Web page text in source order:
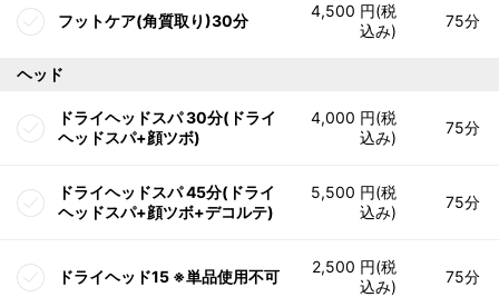
フットケア(角質取り)30分
4,500 円(税
込み)
75分
ヘッド
ドライヘッドスパ 30分(ドライ
ヘッドスパ+顔ツボ)
4,000 円(税
込み)
75分
ドライヘッドスパ 45分(ドライ
ヘッドスパ+顔ツボ+デコルテ)
5,500 円(税
込み)
75分
ドライヘッド15 ※単品使用不可
2,500 円(税
込み)
75分